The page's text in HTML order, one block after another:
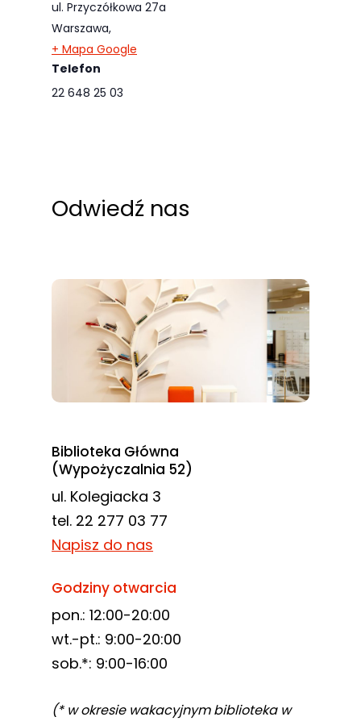
ul. Przyczółkowa 27a
Warszawa,
+ Mapa Google
Telefon
22 648 25 03
Odwiedź nas
Biblioteka Główna
(Wypożyczalnia 52)
ul. Kolegiacka 3
tel. 22 277 03 77
Napisz do nas
Godziny otwarcia
pon.: 12:00-20:00
wt.-pt.: 9:00-20:00
sob.*: 9:00-16:00
(* w okresie wakacyjnym biblioteka w
odwiedzania naszej
strony, zwiększasz
szansę na
zobaczenie
spersonalizowanych